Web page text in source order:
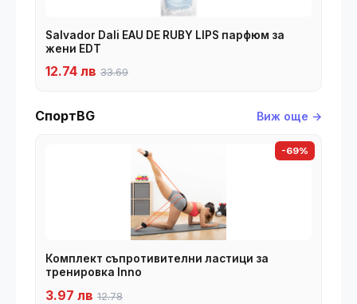
Salvador Dali EAU DE RUBY LIPS парфюм за
жени EDT
12.74 лв 33.69
СпортBG Виж още →
-69%
Комплект съпротивителни ластици за
тренировка Inno
3.97 лв 12.78